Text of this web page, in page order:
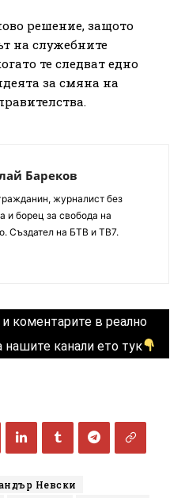
решение, защото
на служебните
те следват едно
за смяна на
Бареков
журналист без
и борец за свобода на
Създател на БТВ и ТВ7.
коментарите в реално
нашите канали ето тук
Невски